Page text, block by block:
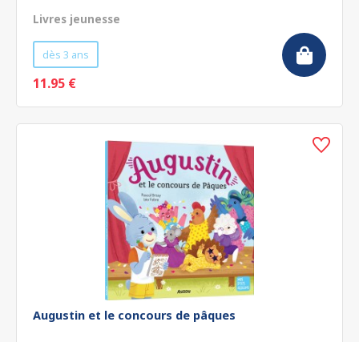
Livres jeunesse
dès 3 ans
11.95 €
Augustin et le concours de pâques